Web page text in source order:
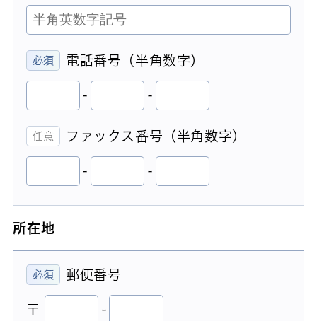
電話番号（半角数字）
- -
ファックス番号（半角数字）
- -
所在地
郵便番号
〒 -